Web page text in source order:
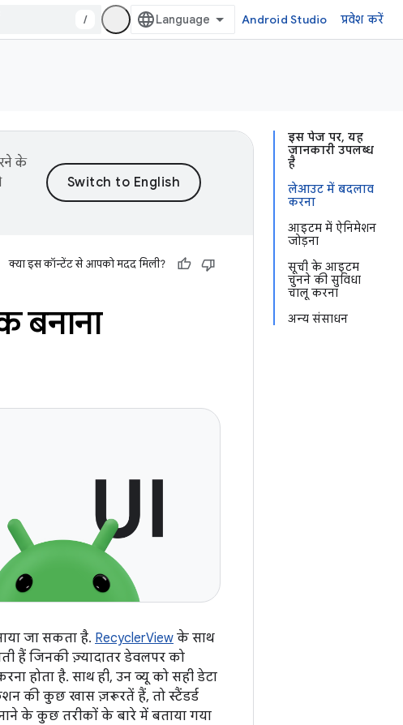
/ Android Studio प्रवेश करें
इस पेज पर, यह
जानकारी उपलब्ध
है
लेआउट में बदलाव
करना
आइटम में ऐनिमेशन
जोड़ना
सूची के आइटम
चुनने की सुविधा
चालू करना
अन्य संसाधन
के
क्या इस कॉन्टेंट से आपको मदद मिली?
बनाना
जा सकता है. RecyclerView के साथ
हैं जिनकी ज़्यादातर डेवलपर को
होता है. साथ ही, उन व्यू को सही डेटा
की कुछ खास ज़रूरतें हैं, तो स्टैंडर्ड
के कुछ तरीकों के बारे में बताया गया